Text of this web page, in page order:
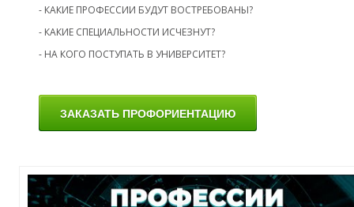
- КАКИЕ ПРОФЕССИИ БУДУТ ВОСТРЕБОВАНЫ?
- КАКИЕ СПЕЦИАЛЬНОСТИ ИСЧЕЗНУТ?
- НА КОГО ПОСТУПАТЬ В УНИВЕРСИТЕТ?
ЗАКАЗАТЬ ПРОФОРИЕНТАЦИЮ